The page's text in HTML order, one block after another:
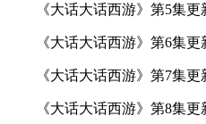
《大话大话西游》第5集更
《大话大话西游》第6集更
《大话大话西游》第7集更
《大话大话西游》第8集更